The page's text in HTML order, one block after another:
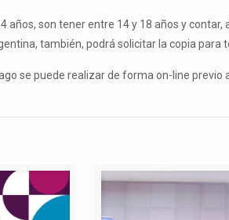
años, son tener entre 14 y 18 años y
también, podrá solicitar la copia para
se puede realizar de forma on-line